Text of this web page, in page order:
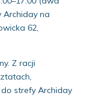
Archiday na
62,
Z racji
strefy Archiday